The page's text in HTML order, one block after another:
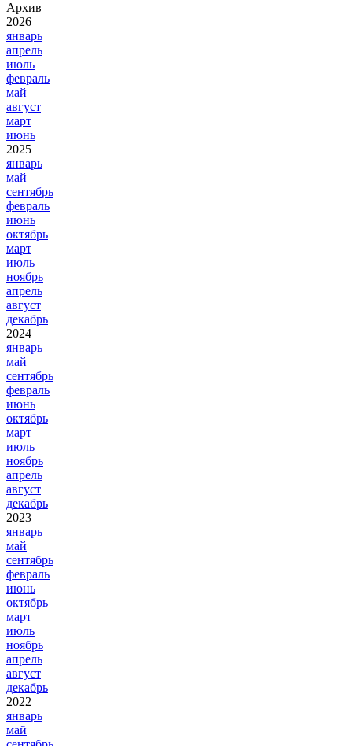
Архив
2026
январь
апрель
июль
февраль
май
август
март
июнь
2025
январь
май
сентябрь
февраль
июнь
октябрь
март
июль
ноябрь
апрель
август
декабрь
2024
январь
май
сентябрь
февраль
июнь
октябрь
март
июль
ноябрь
апрель
август
декабрь
2023
январь
май
сентябрь
февраль
июнь
октябрь
март
июль
ноябрь
апрель
август
декабрь
2022
январь
май